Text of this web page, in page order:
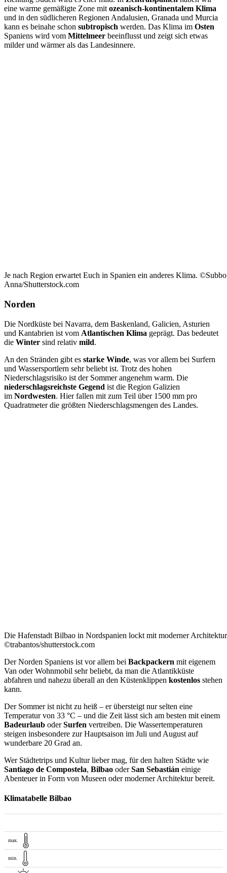
eine warme gemäßigte Zone mitozeanisch-kontinentalem Klima
und in den südlicheren Regionen Andalusien, Granada und Murcia
kann es beinahe schon subtropisch werden. Das Klima im Osten
Spaniens wird vom Mittelmeer beeinflusst und zeigt sich etwas
milder und wärmer als das Landesinnere.
Je nach Region erwartet Euch in Spanien ein anderes Klima.
Anna/Shutterstock.com
Norden
Die Nordküste bei Navarra, dem Baskenland, Galicien, Asturien
und Kantabrien ist vom Atlantischen Klima geprägt. Das bedeutet
die Winter sind relativ mild.
An den Stränden gibt es starke Winde, was vor allem bei Surfern
und Wassersportlern sehr beliebt ist. Trotz des hohen
Niederschlagsrisiko ist der Sommer angenehm warm. Die
niederschlagsreichste Gegend ist die Region Galizien
im Nordwesten. Hier fallen mit zum Teil über 1500 mm pro
Quadratmeter die größten Niederschlagsmengen des Landes.
Die Hafenstadt Bilbao in Nordspanien lockt mit moderner
©trabantos/shutterstock.com
Der Norden Spaniens ist vor allem bei Backpackern mit eigenem
Van oder Wohnmobil sehr beliebt, da man die Atlantikküste
abfahren und nahezu überall an den Küstenklippen kostenlos stehen
kann.
Der Sommer ist nicht zu heiß – er übersteigt nur selten eine
Temperatur von 33 °C – und die Zeit lässt sich am besten mit einem
Badeurlaub oderSurfen vertreiben. Die Wassertemperaturen
steigen insbesondere zur Hauptsaison im Juli und August auf
wunderbare 20 Grad an.
Wer Städtetrips und Kultur lieber mag, für den halten Städte wie
Santiago de Compostela, Bilbao oderSan Sebastián einige
Abenteuer in Form von Museen oder moderner Architektur bereit.
Klimatabelle Bilbao
max.
min.